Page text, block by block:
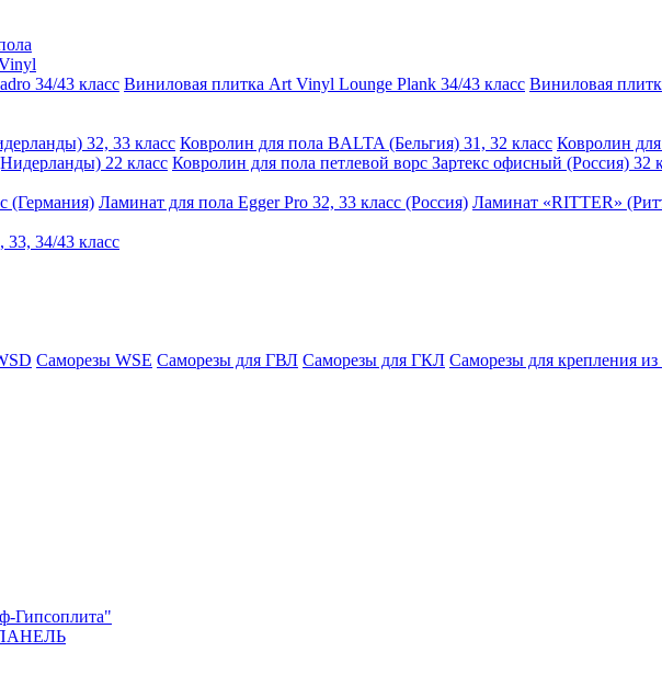
34/43 класс Виниловая плитка Art Vinyl Lounge Plank 34/43 класс Виниловая
32, 33 класс Ковролин для пола BALTA (Бельгия) 31, 32 класс Ковролин
22 класс Ковролин для пола петлевой ворс Зартекс офисный (Россия) 32
(Германия) Ламинат для пола Egger Pro 32, 33 класс (Россия) Ламинат «RITTER»
33, 34/43 класс
Саморезы WSE Саморезы для ГВЛ Саморезы для ГКЛ Саморезы для крепления из
Гипсоплита"